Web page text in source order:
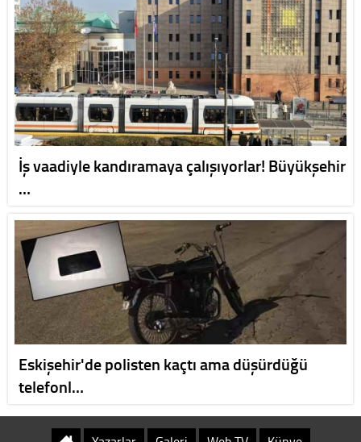
İş vaadiyle kandıramaya çalışıyorlar! Büyükşehir
…
Eskişehir'de polisten kaçtı ama düşürdüğü
telefonl…